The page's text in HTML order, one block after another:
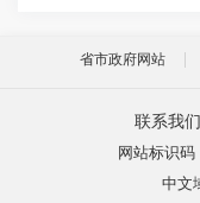
省市政府网站
联系我们
网站标识码
中文